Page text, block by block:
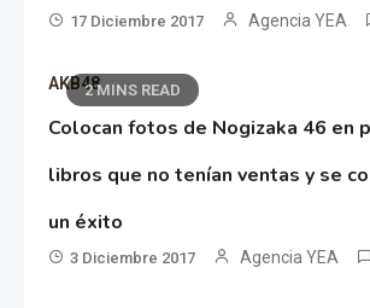
17 Diciembre 2017 Agencia YEA
2 MINS READ
AKB48
Colocan fotos de Nogizaka 46 en
libros que no tenían ventas y se
un éxito
3 Diciembre 2017 Agencia YEA